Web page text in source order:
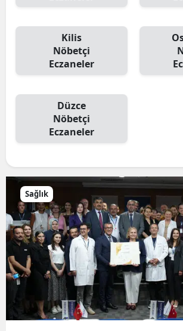
Kilis
Nöbetçi
Eczaneler
Düzce
Nöbetçi
Eczaneler
Sağlık